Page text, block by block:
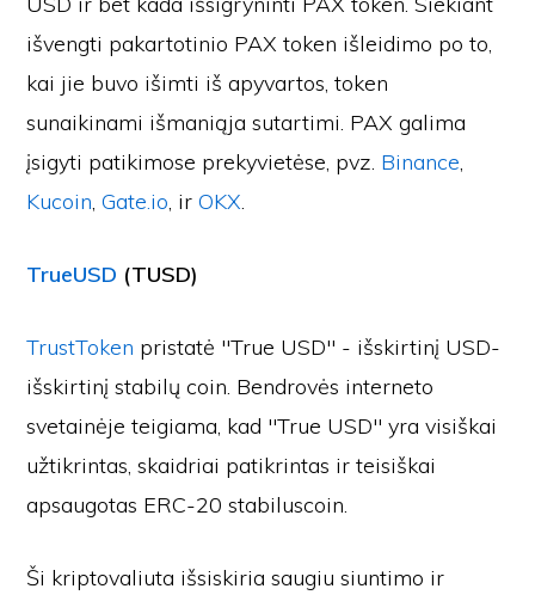
išvengti pakartotinio PAX token išleidimo po to,
kai jie buvo išimti iš apyvartos, token
sunaikinami išmaniąja sutartimi. PAX galima
įsigyti patikimose prekyvietėse, pvz. Binance,
Kucoin,Gate.io, irOKX.
TrueUSD (TUSD)
TrustToken pristatė "True USD" - išskirtinį USD-
išskirtinį stabilų coin. Bendrovės interneto
svetainėje teigiama, kad "True USD" yra visiškai
užtikrintas, skaidriai patikrintas ir teisiškai
apsaugotas ERC-20 stabiluscoin.
Ši kriptovaliuta išsiskiria saugiu siuntimo ir